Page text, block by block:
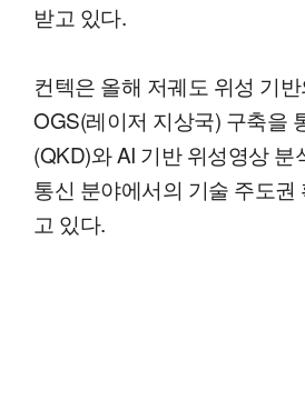
받고 있다.
컨텍은 올해 저궤도 위성 기
OGS(레이저 지상국) 구축을
(QKD)와 AI 기반 위성영상 분
통신 분야에서의 기술 주도
고 있다.